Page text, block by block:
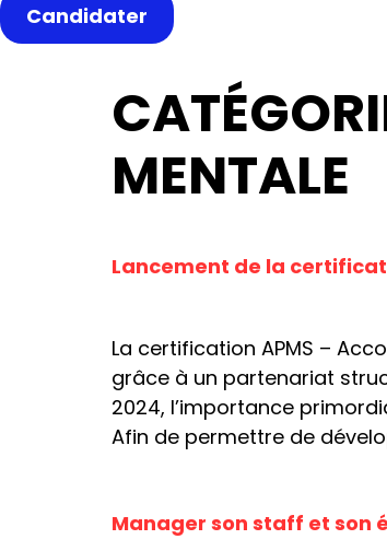
Candidater
MENTALE
Lancement de la
La certification APMS –
grâce à un partenariat
2024, l’importance
Afin de permettre de
Manager son staff et son